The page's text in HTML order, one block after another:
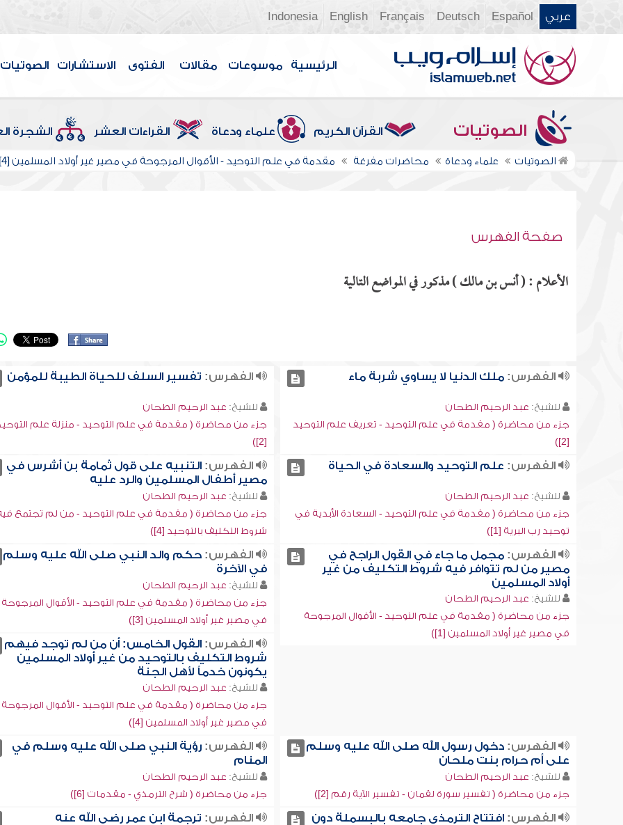
عربي Español
Deutsch
Français
English
Indonesia
الرئيسية موسوعات مقالات الفتوى الاستشارات الصوتيات
الصوتيات القرآن الكريم علماء ودعاة القراءات العشر الشجرة
الصوتيات علماء ودعاة محاضرات مفرغة مقدمة في علم التوحيد - الأقوال المرجوحة في مصير غير أولاد المسلمين [4]
صفحة الفهرس
الأعلام : ( أنس بن مالك ) مذكور في المواضع التالية
الفهرس:ملك الدنيا لا يساوي شربة ماء
للشيخ: عبد الرحيم الطحان
جزء من محاضرة ( مقدمة في علم التوحيد - تعريف علم التوحيد
[2])
الفهرس: تفسير السلف للحياة الطيبة للمؤمن
للشيخ: عبد الرحيم الطحان
جزء من محاضرة ( مقدمة في علم التوحيد - منزلة علم
[2])
الفهرس: علم التوحيد والسعادة في الحياة
للشيخ: عبد الرحيم الطحان
جزء من محاضرة ( مقدمة في علم التوحيد - السعادة الأبدية في
توحيد رب البرية [1])
الفهرس: التنبيه على قول ثمامة بن أشرس في
مصير أطفال المسلمين والرد عليه
للشيخ: عبد الرحيم الطحان
جزء من محاضرة ( مقدمة في علم التوحيد - من لم تجتمع
شروط التكليف بالتوحيد [4])
الفهرس:مجمل ما جاء في القول الراجح في
مصير من لم تتوافر فيه شروط التكليف من غير
أولاد المسلمين
للشيخ: عبد الرحيم الطحان
جزء من محاضرة ( مقدمة في علم التوحيد - الأقوال المرجوحة
في مصير غير أولاد المسلمين [1])
الفهرس: حكم والد النبي صلى الله عليه وسلم
في الآخرة
للشيخ: عبد الرحيم الطحان
جزء من محاضرة ( مقدمة في علم التوحيد - الأقوال المرجوحة
في مصير غير أولاد المسلمين [3])
الفهرس: القول الخامس: أن من لم توجد فيهم
شروط التكليف بالتوحيد من غير أولاد المسلمين
يكونون خدماً لأهل الجنة
للشيخ: عبد الرحيم الطحان
جزء من محاضرة ( مقدمة في علم التوحيد - الأقوال المرجوحة
في مصير غير أولاد المسلمين [4])
الفهرس:دخول رسول الله صلى الله عليه وسلم
على أم حرام بنت ملحان
للشيخ: عبد الرحيم الطحان
جزء من محاضرة ( تفسير سورة لقمان - تفسير الآية رقم [2])
الفهرس: رؤية النبي صلى الله عليه وسلم في
المنام
للشيخ: عبد الرحيم الطحان
جزء من محاضرة ( شرح الترمذي - مقدمات [6])
الفهرس:افتتاح الترمذي جامعه بالبسملة دون
الفهرس: ترجمة ابن عمر رضي الله عنه